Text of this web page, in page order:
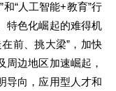
“人工智能+教育”行
特色化崛起的难得机
前、挑大梁”，加快
周边地区加速崛起，
导向，应用型人才和